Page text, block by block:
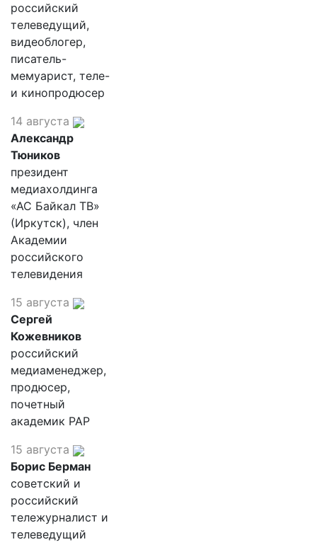
российский
телеведущий,
видеоблогер,
писатель-
мемуарист, теле-
и кинопродюсер
14 августа
Александр
Тюников
президент
медиахолдинга
«АС Байкал ТВ»
(Иркутск), член
Академии
российского
телевидения
15 августа
Сергей
Кожевников
российский
медиаменеджер,
продюсер,
почетный
академик РАР
15 августа
Борис Берман
советский и
российский
тележурналист и
телеведущий